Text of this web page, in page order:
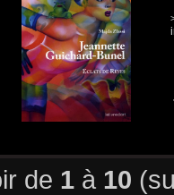
de 1 à 10